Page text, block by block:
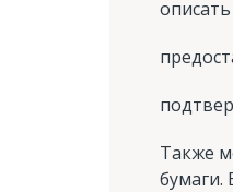
Также
бумаги.